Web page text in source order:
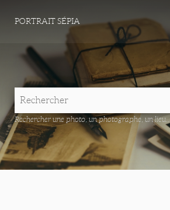
PORTRAIT SÉPIA
Rechercher une photo, un photographe, un